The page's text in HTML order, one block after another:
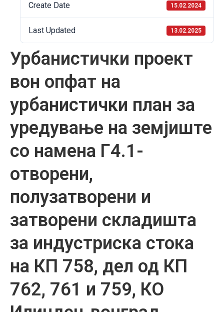
Create Date 15.02.2024
Last Updated 13.02.2025
Урбанистички проект
вон опфат на
урбанистички план за
уредување на земјиште
со намена Г4.1-
отворени,
полузатворени и
затворени складишта
за индустриска стока
на КП 758, дел од КП
762, 761 и 759, КО